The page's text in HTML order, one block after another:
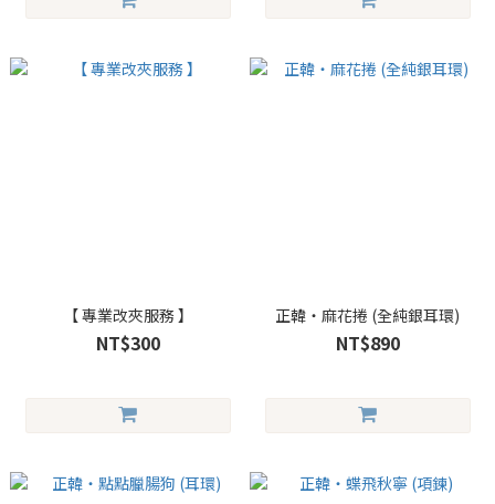
【 專業改夾服務 】
NT$300
正韓・麻花捲 (全純銀耳環)
NT$890